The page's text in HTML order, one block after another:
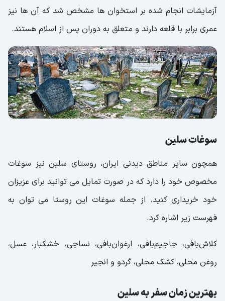
آزمایشات انجام شده بر استخوان ها مشخص شد که آن ها نیز
عمری برابر با قلعه دارند و متعلق به دوران پس از اسلام هستند.
سوغات سلین
همچون سایر مناطق دیدنی ایران، روستای سلین نیز سوغات
مخصوص خود را دارد که در صورت تمایل می توانید برای عزیزان
خود خریداری کنید. از جمله سوغات این روستا می توان به
فهرست زیر اشاره کرد.
کلاش‌بافی، جاجیم‌بافی، ارغوان‌بافی، نساجی، خشکبار، عسل،
روغن محلی، کشک محلی، گردو و انجیر
بهترین زمان سفر به سلین